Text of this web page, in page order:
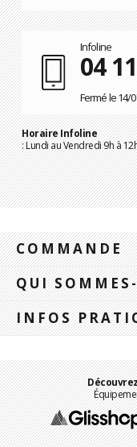
Infoline
04
Fermé le 14/
Horaire Infoline
: Lundi au Vendredi 9h à
COMMANDE
QUI
INFOS